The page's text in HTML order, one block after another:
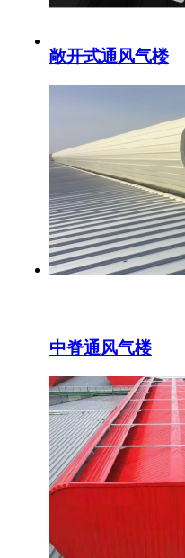
敞开式通风气楼
中脊通风气楼